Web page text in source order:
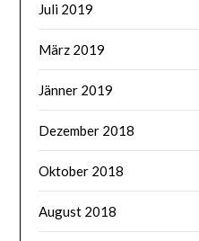
Juli 2019
März 2019
Jänner 2019
Dezember 2018
Oktober 2018
August 2018